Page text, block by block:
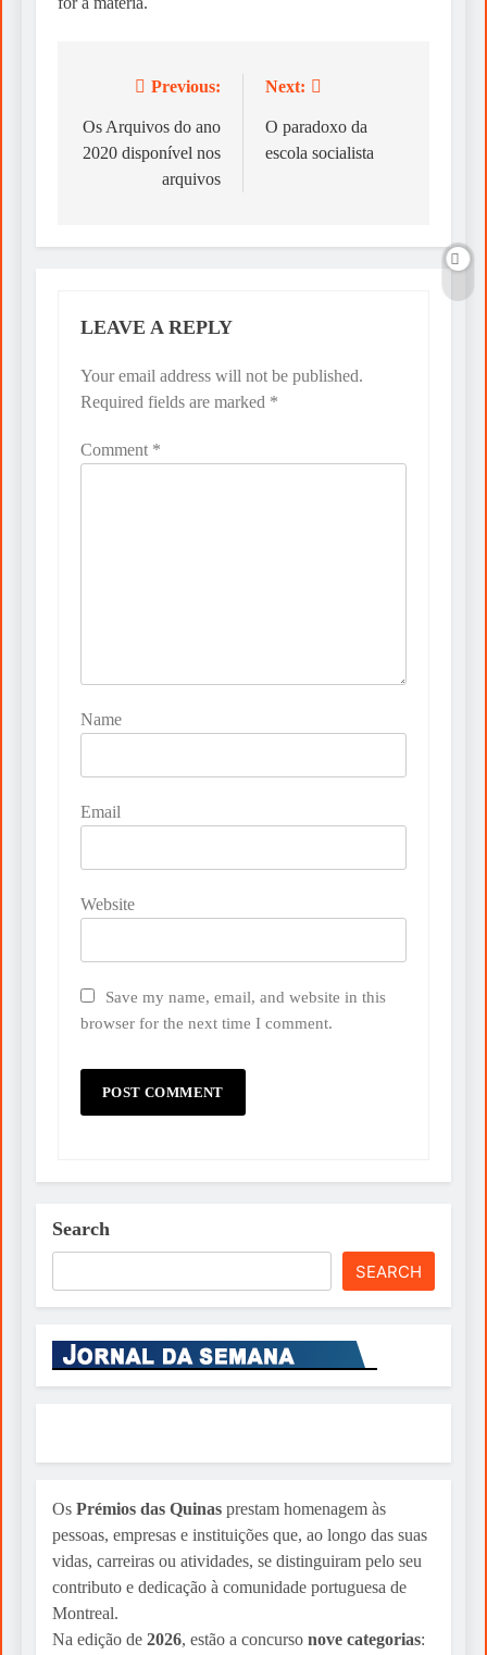
navigation
Previous:
Os Arquivos do ano
2020 disponível nos
arquivos
Next:
O paradoxo da
escola socialista
LEAVE A REPLY
Your email address will not be published.
Required fields are marked *
Comment *
Name
Email
Website
Save my name, email, and website in this
browser for the next time I comment.
Search
SEARCH
Os Prémios das Quinas prestam homenagem às
pessoas, empresas e instituições que, ao longo das suas
vidas, carreiras ou atividades, se distinguiram pelo seu
contributo e dedicação à comunidade portuguesa de
Montreal.
Na edição de 2026, estão a concurso nove categorias: